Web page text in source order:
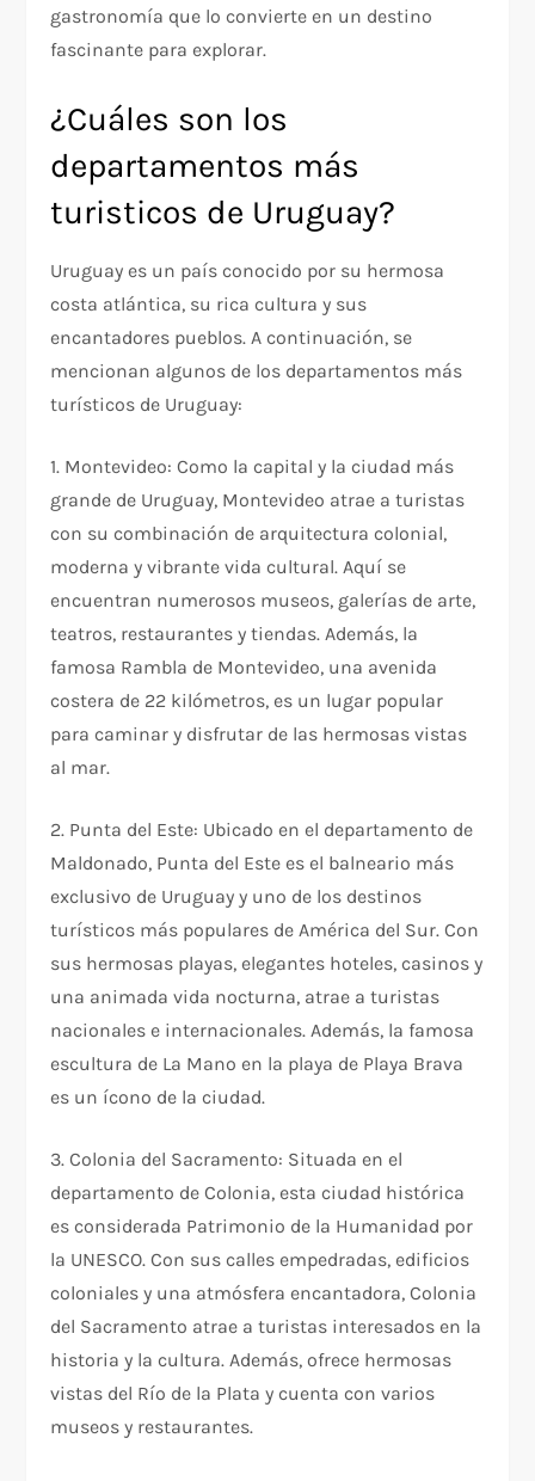
gastronomía que lo convierte en un destino
fascinante para explorar.
¿Cuáles son los
departamentos más
turisticos de Uruguay?
Uruguay es un país conocido por su hermosa
costa atlántica, su rica cultura y sus
encantadores pueblos. A continuación, se
mencionan algunos de los departamentos más
turísticos de Uruguay:
1. Montevideo: Como la capital y la ciudad más
grande de Uruguay, Montevideo atrae a turistas
con su combinación de arquitectura colonial,
moderna y vibrante vida cultural. Aquí se
encuentran numerosos museos, galerías de arte,
teatros, restaurantes y tiendas. Además, la
famosa Rambla de Montevideo, una avenida
costera de 22 kilómetros, es un lugar popular
para caminar y disfrutar de las hermosas vistas
al mar.
2. Punta del Este: Ubicado en el departamento de
Maldonado, Punta del Este es el balneario más
exclusivo de Uruguay y uno de los destinos
turísticos más populares de América del Sur. Con
sus hermosas playas, elegantes hoteles, casinos y
una animada vida nocturna, atrae a turistas
nacionales e internacionales. Además, la famosa
escultura de La Mano en la playa de Playa Brava
es un ícono de la ciudad.
3. Colonia del Sacramento: Situada en el
departamento de Colonia, esta ciudad histórica
es considerada Patrimonio de la Humanidad por
la UNESCO. Con sus calles empedradas, edificios
coloniales y una atmósfera encantadora, Colonia
del Sacramento atrae a turistas interesados en la
historia y la cultura. Además, ofrece hermosas
vistas del Río de la Plata y cuenta con varios
museos y restaurantes.